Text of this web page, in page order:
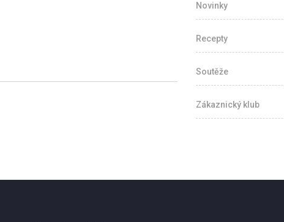
Novinky
Recepty
Soutěže
Zákaznický klub